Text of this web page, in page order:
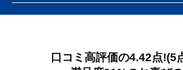
口コミ高評価の4.42点!(5